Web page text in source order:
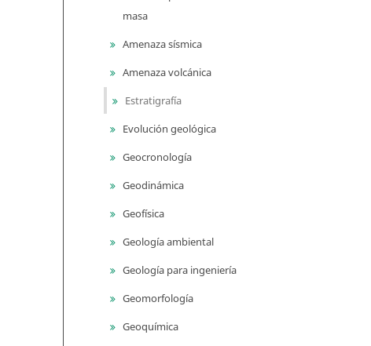
masa
Amenaza sísmica
Amenaza volcánica
Estratigrafía
Evolución geológica
Geocronología
Geodinámica
Geofísica
Geología ambiental
Geología para ingeniería
Geomorfología
Geoquímica